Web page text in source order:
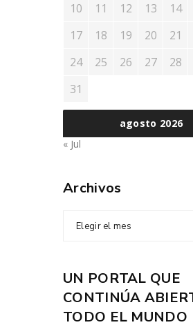
agosto 2026
10
11 12 13 14
17
18 19 20 21
24
25 26 27 28
31
« Jul
Archivos
Elegir el mes
UN PORTAL QUE
CONTINÚA
TODO EL MUNDO